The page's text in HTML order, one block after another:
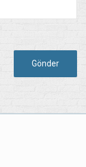
Gönder